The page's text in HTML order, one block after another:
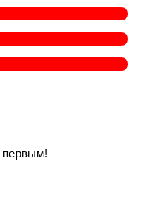
первым!